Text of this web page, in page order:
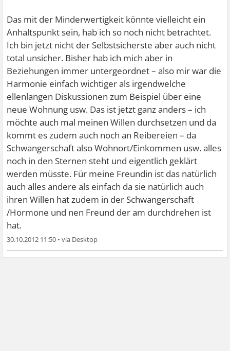
Das mit der Minderwertigkeit könnte vielleicht ein
Anhaltspunkt sein, hab ich so noch nicht betrachtet.
Ich bin jetzt nicht der Selbstsicherste aber auch nicht
total unsicher. Bisher hab ich mich aber in
Beziehungen immer untergeordnet – also mir war die
Harmonie einfach wichtiger als irgendwelche
ellenlangen Diskussionen zum Beispiel über eine
neue Wohnung usw. Das ist jetzt ganz anders – ich
möchte auch mal meinen Willen durchsetzen und da
kommt es zudem auch noch an Reibereien – da
Schwangerschaft also Wohnort/Einkommen usw. alles
noch in den Sternen steht und eigentlich geklärt
werden müsste. Für meine Freundin ist das natürlich
auch alles andere als einfach da sie natürlich auch
ihren Willen hat zudem in der Schwangerschaft
/Hormone und nen Freund der am durchdrehen ist
hat.
30.10.2012 11:50 •